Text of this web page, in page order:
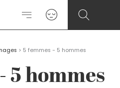
> 5 femmes - 5 hommes
5 hommes